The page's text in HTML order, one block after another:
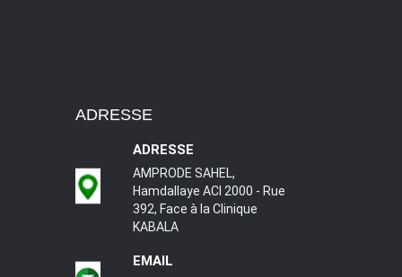
ADRESSE
ADRESSE
AMPRODE SAHEL,
Hamdallaye ACI 2000 - Rue
392, Face à la Clinique
KABALA
EMAIL